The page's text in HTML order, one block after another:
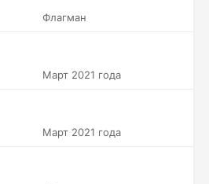
Флагман
Март 2021 года
Март 2021 года